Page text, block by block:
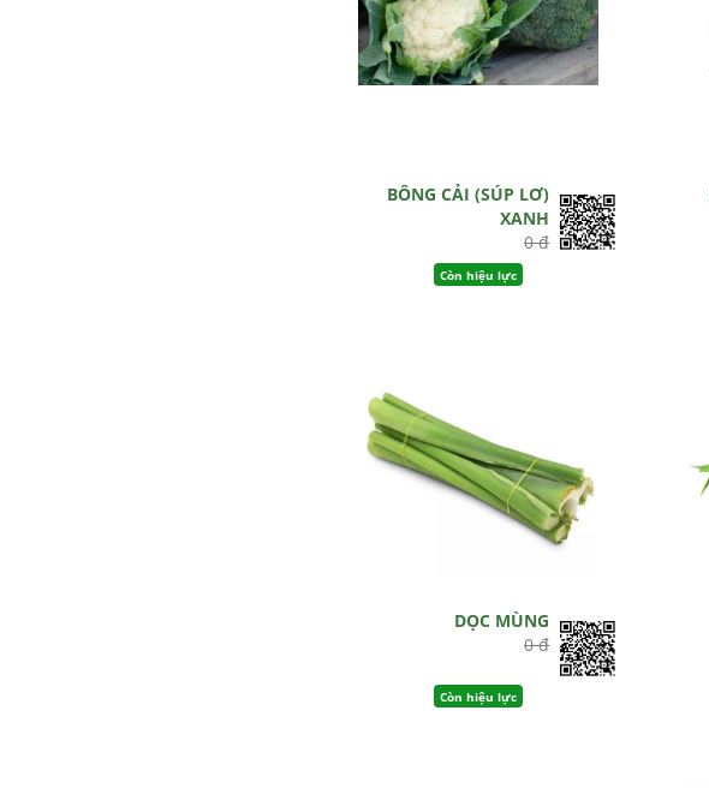
BÔNG CẢI (SÚP LƠ)
XANH
0 đ
Còn hiệu lực
DỌC MÙNG
0 đ
Còn hiệu lực